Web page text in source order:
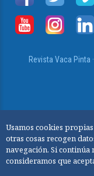
Usamos cookies
otras cosas recogen
navegación. Si continúa
consideramos que
Revista Vaca Pinta